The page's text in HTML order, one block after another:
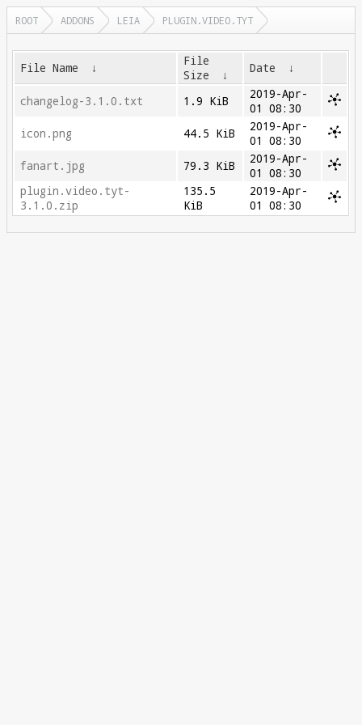
ROOT ADDONS LEIA PLUGIN.VIDEO.TYT
File Name ↓
File
Size
↓ Date ↓
changelog-3.1.0.txt 1.9 KiB
2019-Apr-
01 08:30
icon.png
44.5 KiB
2019-Apr-
01 08:30
fanart.jpg
79.3 KiB
2019-Apr-
01 08:30
plugin.video.tyt-
3.1.0.zip
135.5
KiB
2019-Apr-
01 08:30